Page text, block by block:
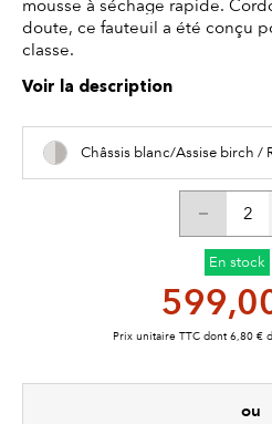
mousse à séchage rapide.
doute, ce fauteuil a été conçu
classe.
Voir la description
Châssis blanc/Assise birch /
En stock
Prix unitaire TTC dont 6,80 €
ou